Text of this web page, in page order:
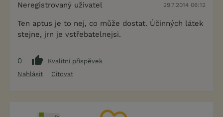
Neregistrovaný uživatel 29.7.2014 06:12
Ten aptus je to nej, co může dostat. Účinných látek
stejne, jrn je vstřebatelnejsi.
0
Kvalitní příspěvek
Nahlásit
Citovat